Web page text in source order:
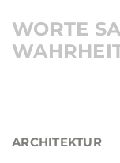
WORTE
ARCHITEKTUR